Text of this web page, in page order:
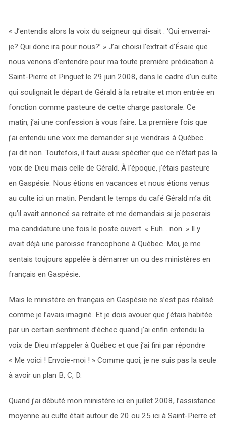
« J’entendis alors la voix du seigneur qui disait : ‘Qui enverrai-
je? Qui donc ira pour nous?’ » J’ai choisi l’extrait d’Ésaïe que
nous venons d’entendre pour ma toute première prédication à
Saint-Pierre et Pinguet le 29 juin 2008, dans le cadre d’un culte
qui soulignait le départ de Gérald à la retraite et mon entrée en
fonction comme pasteure de cette charge pastorale. Ce
matin, j’ai une confession à vous faire. La première fois que
j’ai entendu une voix me demander si je viendrais à Québec…
j’ai dit non. Toutefois, il faut aussi spécifier que ce n’était pas la
voix de Dieu mais celle de Gérald. À l’époque, j’étais pasteure
en Gaspésie. Nous étions en vacances et nous étions venus
au culte ici un matin. Pendant le temps du café Gérald m’a dit
qu’il avait annoncé sa retraite et me demandais si je poserais
ma candidature une fois le poste ouvert. « Euh… non. » Il y
avait déjà une paroisse francophone à Québec. Moi, je me
sentais toujours appelée à démarrer un ou des ministères en
français en Gaspésie.
Mais le ministère en français en Gaspésie ne s’est pas réalisé
comme je l’avais imaginé. Et je dois avouer que j’étais habitée
par un certain sentiment d’échec quand j’ai enfin entendu la
voix de Dieu m’appeler à Québec et que j’ai fini par répondre
« Me voici ! Envoie-moi ! » Comme quoi, je ne suis pas la seule
à avoir un plan B, C, D.
Quand j’ai débuté mon ministère ici en juillet 2008, l’assistance
moyenne au culte était autour de 20 ou 25 ici à Saint-Pierre et